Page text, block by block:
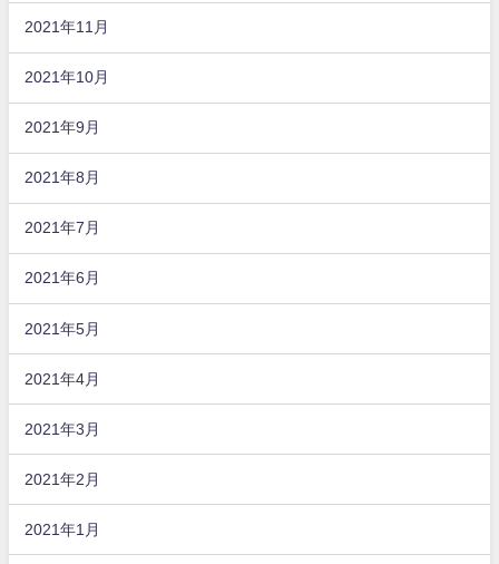
2021年11月
2021年10月
2021年9月
2021年8月
2021年7月
2021年6月
2021年5月
2021年4月
2021年3月
2021年2月
2021年1月